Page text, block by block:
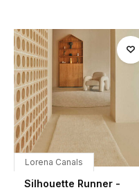
Lorena Canals
Silhouette Runner -